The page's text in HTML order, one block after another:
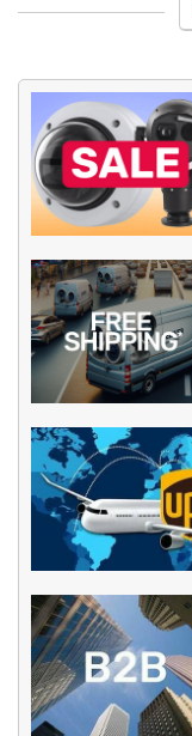
Gewicht
Camera
eigenschappen
Basis functionaliteit
Resolutie
Axis Series
Videocompressie
Publicatiedatum
END-OF-LIFE sinds